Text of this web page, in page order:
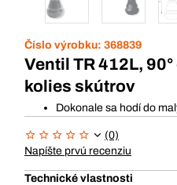
Číslo výrobku: 368839
Ventil TR 412L,
kolies skútrov
Dokonale sa hodí do
(0)
Napíšte prvú recenziu
Technické vlastnosti